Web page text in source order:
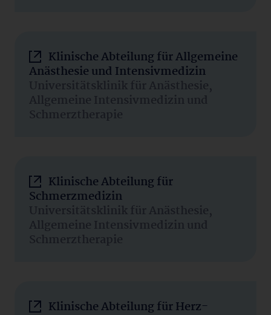
Klinische Abteilung für Allgemeine
Anästhesie und Intensivmedizin
Universitätsklinik für Anästhesie,
Allgemeine Intensivmedizin und
Schmerztherapie
Klinische Abteilung für
Schmerzmedizin
Universitätsklinik für Anästhesie,
Allgemeine Intensivmedizin und
Schmerztherapie
Klinische Abteilung für Herz-